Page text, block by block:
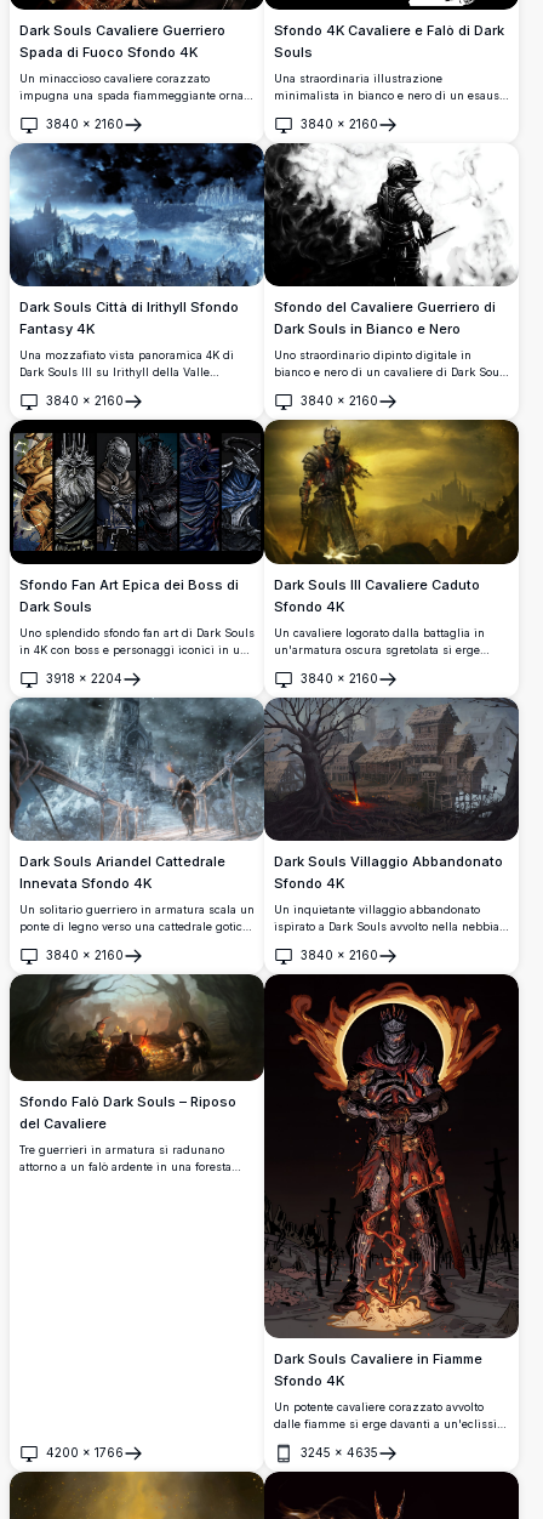
Dark Souls Cavaliere Guerriero
Spada di Fuoco Sfondo 4K
Un minaccioso cavaliere corazzato
impugna una spada fiammeggiante ornata
un'intricata armatura medievale e una
lama luminosa, questo sfondo ispirato a
Dark Souls cattura l'essenza del
combattimento fantasy epico.
3840 × 2160
Apri
Sfondo 4K Cavaliere e Falò di Dark
Souls
Una straordinaria illustrazione
minimalista in bianco e nero di un esausto
accanto a un falò con una spada conficcata
nel terreno. Sfondo ad alta risoluzione
perfetto per i fan dell'iconico gioco.
3840 × 2160
Apri
Dark Souls Città di Irithyll Sfondo
Fantasy 4K
Una mozzafiato vista panoramica 4K di
Dark Souls III su Irithyll della Valle
fortezza fluttuante, montagne nebbiose e
un minaccioso cielo notturno tempestoso
immerso nella fredda luce lunare blu.
3840 × 2160
Apri
Sfondo del Cavaliere Guerriero di
Dark Souls in Bianco e Nero
Uno straordinario dipinto digitale in
bianco e nero di un cavaliere di Dark Souls
di fumo. L'intricata armatura a piastre e
l'atmosfera cupa creano una scena fantasy
epica e cinematografica.
3840 × 2160
Apri
Sfondo Fan Art Epica dei Boss di
Dark Souls
Uno splendido sfondo fan art di Dark Souls
in 4K con boss e personaggi iconici in una
Illustrazioni dettagliate in stile fumetto
mostrano figure leggendarie tra cui
cavalieri, draghi ed entità oscure in alta
risoluzione.
3918 × 2204
Apri
Dark Souls III Cavaliere Caduto
Sfondo 4K
Un cavaliere logorato dalla battaglia in
un'armatura oscura sgretolata si erge
paesaggio, con fiamme che scoppiano dal
suo petto, una corona di punte sull'elmo e
un castello inquietante silhouettato contro
un cielo tempestoso dorato.
3840 × 2160
Apri
Dark Souls Ariandel Cattedrale
Innevata Sfondo 4K
Un solitario guerriero in armatura scala un
ponte di legno verso una cattedrale gotica
delle torce tremola nell'oscurità ghiacciata
in questa mozzafiato scena di Dark Souls
III Ashes of Ariandel.
3840 × 2160
Apri
Dark Souls Villaggio Abbandonato
Sfondo 4K
Un inquietante villaggio abbandonato
ispirato a Dark Souls avvolto nella nebbia,
una spada incandescente conficcata in
una radice di albero nodosa, e corvi che
volteggiano su un insediamento desolato e
apocalittico.
3840 × 2160
Apri
Sfondo Falò Dark Souls – Riposo
del Cavaliere
Tre guerrieri in armatura si radunano
attorno a un falò ardente in una foresta
4200 × 1766
Apri
Dark Souls Cavaliere in Fiamme
Sfondo 4K
Un potente cavaliere corazzato avvolto
dalle fiamme si erge davanti a un'eclissi
Energia infuocata turbina attorno
all'armatura consumata dalla battaglia e
alla spada luminosa del guerriero in
questa straordinaria fan art di Dark Souls.
3245 × 4635
Apri